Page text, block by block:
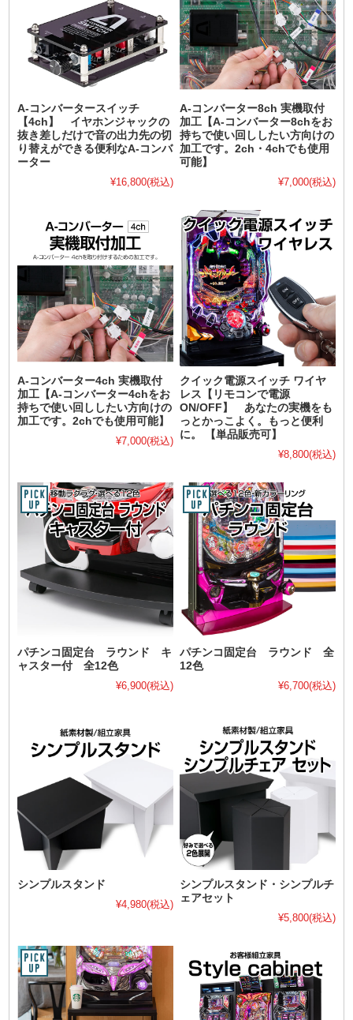
A-コンバータースイッチ
【4ch】 イヤホンジャックの
抜き差しだけで音の出力先の切
り替えができる便利なA-コンバ
ーター
¥16,800(税込)
A-コンバーター8ch 実機取付
加工【A-コンバーター8chをお
持ちで使い回ししたい方向けの
加工です。2ch・4chでも使用
可能】
¥7,000(税込)
A-コンバーター4ch 実機取付
加工【A-コンバーター4chをお
持ちで使い回ししたい方向けの
加工です。2chでも使用可能】
¥7,000(税込)
クイック電源スイッチ ワイヤ
レス【リモコンで電源
ON/OFF】 あなたの実機をも
っとかっこよく。もっと便利
に。 【単品販売可】
¥8,800(税込)
パチンコ固定台 ラウンド キ
ャスター付 全12色
¥6,900(税込)
パチンコ固定台 ラウンド 全
12色
¥6,700(税込)
シンプルスタンド
¥4,980(税込)
シンプルスタンド・シンプルチ
ェアセット
¥5,800(税込)